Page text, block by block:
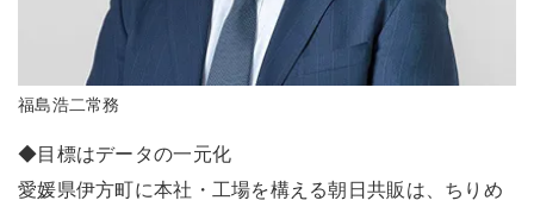
福島浩二常務
◆目標はデータの一元化
愛媛県伊方町に本社・工場を構える朝日共販は、ちりめ